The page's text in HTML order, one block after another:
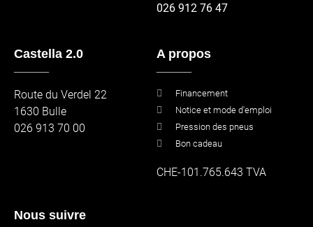
026 912 76 47
Castella 2.0
Route du Verdel 22
1630 Bulle
026 913 70 00
A propos
Financement
Notice et mode d'emploi
Pression des pneus
Bon cadeau
CHE-101.765.643 TVA
Nous suivre